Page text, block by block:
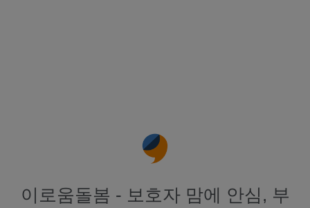
이로움돌봄 - 보호자 맘에 안심, 부